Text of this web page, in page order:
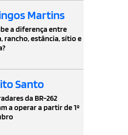
Martins
a diferença entre
rancho, estância, sítio e
Santo
da BR-262
a operar a partir de 1º